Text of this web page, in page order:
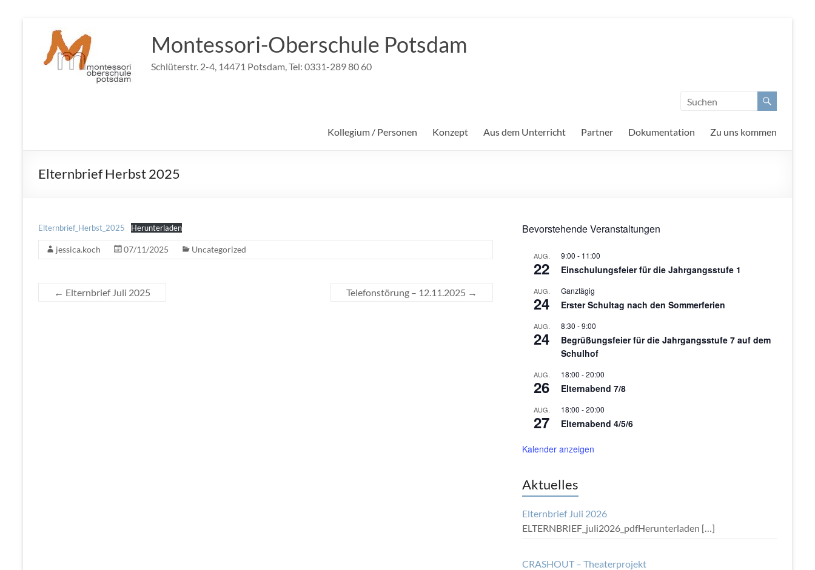
springen
Montessori-Oberschule Potsdam
Schlüterstr. 2-4, 14471 Potsdam, Tel: 0331-289 80 60
Kollegium / Personen Konzept Aus dem Unterricht Partner Dokumentation Zu uns kommen
Elternbrief Herbst 2025
Elternbrief_Herbst_2025 Herunterladen
jessica.koch 07/11/2025 Uncategorized
← Elternbrief Juli 2025 Telefonstörung – 12.11.2025 →
Bevorstehende Veranstaltungen
AUG.
22
9:00 - 11:00
Einschulungsfeier für die Jahrgangsstufe 1
AUG.
24
Ganztägig
Erster Schultag nach den Sommerferien
AUG.
24
8:30 -9:00
Begrüßungsfeier für die Jahrgangsstufe 7 auf dem
Schulhof
AUG.
26
18:00 -20:00
Elternabend 7/8
AUG.
27
18:00 -20:00
Elternabend 4/5/6
Kalender anzeigen
Aktuelles
Elternbrief Juli 2026
ELTERNBRIEF_juli2026_pdfHerunterladen […]
CRASHOUT – Theaterprojekt